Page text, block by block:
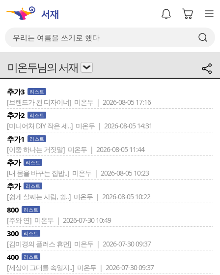
미온두님의 서재
추가3 리스트
[브랜드가 된 디자이너] 미온두 | 2026-08-05 17:16
추가2 리스트
[미니어처 DIY 작은 세..] 미온두 | 2026-08-05 14:31
추가1 리스트
[이중 하나는 거짓말] 미온두 | 2026-08-05 11:44
추가 리스트
[내 몸을 바꾸는 집밥..] 미온두 | 2026-08-05 10:23
추가 리스트
[쉽게 살찌는 사람, 쉽..] 미온두 | 2026-08-05 10:22
800 리스트
[주와 연] 미온두 | 2026-07-30 10:49
300 리스트
[김미경의 플러스 휴먼] 미온두 | 2026-07-30 09:37
400 리스트
[세상이 그대를 속일지..] 미온두 | 2026-07-30 09:37